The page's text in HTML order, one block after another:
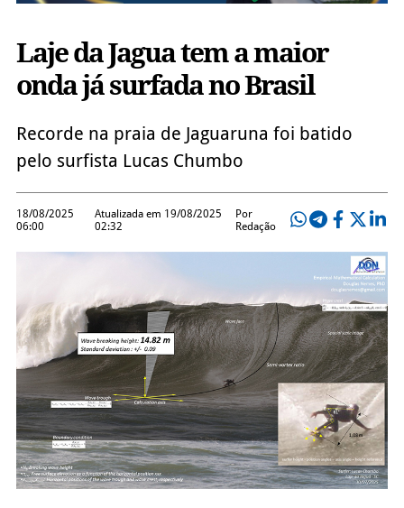
Laje da Jagua tem a maior
onda já surfada no Brasil
Recorde na praia de Jaguaruna foi batido
pelo surfista Lucas Chumbo
18/08/2025
06:00
Atualizada em 19/08/2025
02:32
Por
Redação